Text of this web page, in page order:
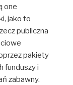
one
jako to
publiczna
pakiety
funduszy i
zabawny.